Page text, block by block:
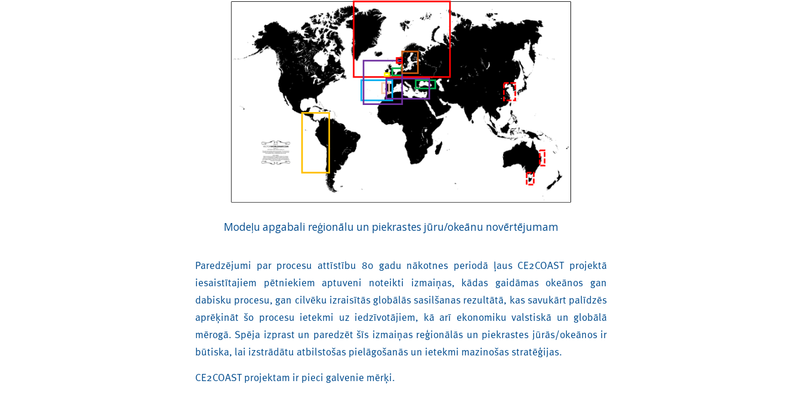
Modeļu apgabali reģionālu un piekrastes jūru/okeānu novērtējumam
Paredzējumi par procesu attīstību 80 gadu nākotnes periodā ļaus CE2COAST projektā
iesaistītajiem pētniekiem aptuveni noteikti izmaiņas, kādas gaidāmas okeānos gan
dabisku procesu, gan cilvēku izraisītās globālās sasilšanas rezultātā, kas savukārt palīdzēs
aprēķināt šo procesu ietekmi uz iedzīvotājiem, kā arī ekonomiku valstiskā un globālā
mērogā. Spēja izprast un paredzēt šīs izmaiņas reģionālās un piekrastes jūrās/okeānos ir
būtiska, lai izstrādātu atbilstošas pielāgošanās un ietekmi mazinošas stratēģijas.
CE2COAST projektam ir pieci galvenie mērķi.